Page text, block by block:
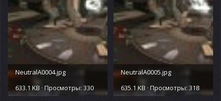
NeutralA0004.jpg
633.1 KB · Просмотры: 330
NeutralA0005.jpg
635.1 KB · Просмотры: 318